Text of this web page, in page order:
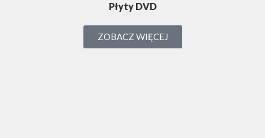
Płyty DVD
ZOBACZ WIĘCEJ